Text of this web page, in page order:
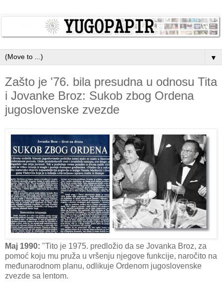
▼
Zašto je '76. bila presudna u odnosu Tita
i Jovanke Broz: Sukob zbog Ordena
jugoslovenske zvezde
Maj 1990: "Tito je 1975. predložio da se Jovanka Broz, za
pomoć koju mu pruža u vršenju njegove funkcije, naročito na
međunarodnom planu, odlikuje Ordenom jugoslovenske
zvezde sa lentom.